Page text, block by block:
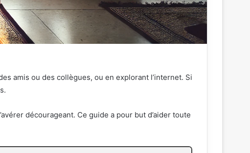
amis ou des collègues, ou en explorant l’internet. Si
décourageant. Ce guide a pour but d’aider toute